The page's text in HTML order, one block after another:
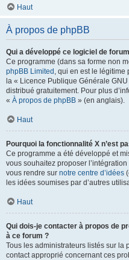
Haut
À propos de phpBB
Qui a développé ce logiciel de
Ce programme (dans sa forme non
phpBB Limited , qui en est le légitime
la « Licence Publique Générale
distribué gratuitement. Pour plus
« À propos de phpBB » (en anglais).
Haut
Pourquoi la fonctionnalité X n’est
Ce programme a été développé et
vous souhaitez proposer
vous rendre sur notre centre d’idées
les idées soumises par d’autres
Haut
Qui dois-je contacter à propos de
à ce forum ?
Tous les administrateurs listés sur la
contact approprié concernant ces